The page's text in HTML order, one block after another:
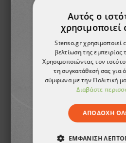
Παπούτσια ασφαλείας LAMBDA NEOS S1P SRC
Αυτός ο
χρησιμοποιεί
Stenso.gr χρησιμοποιεί
βελτίωση της
Χρησιμοποιώντας τον
τη συγκατάθεσή σας για
σύμφωνα με την Πολιτική
Διαβάστε
ΑΠΟΔΟΧΉ
ΕΜΦΆΝΙΣΗ